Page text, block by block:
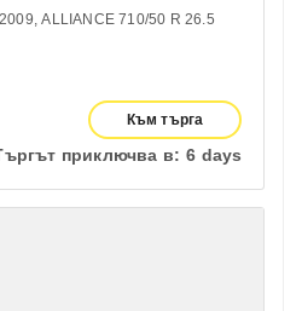
ALLIANCE 710/50 R 26.5
Към търга
приключва в: 6 days